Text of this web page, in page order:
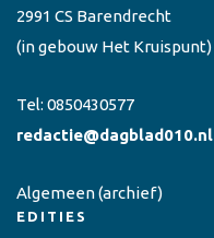
2991 CS Barendrecht
(in gebouw Het Kruispunt)
Tel: 0850430577
redactie@dagblad010.nl
Algemeen(archief)
EDITIES